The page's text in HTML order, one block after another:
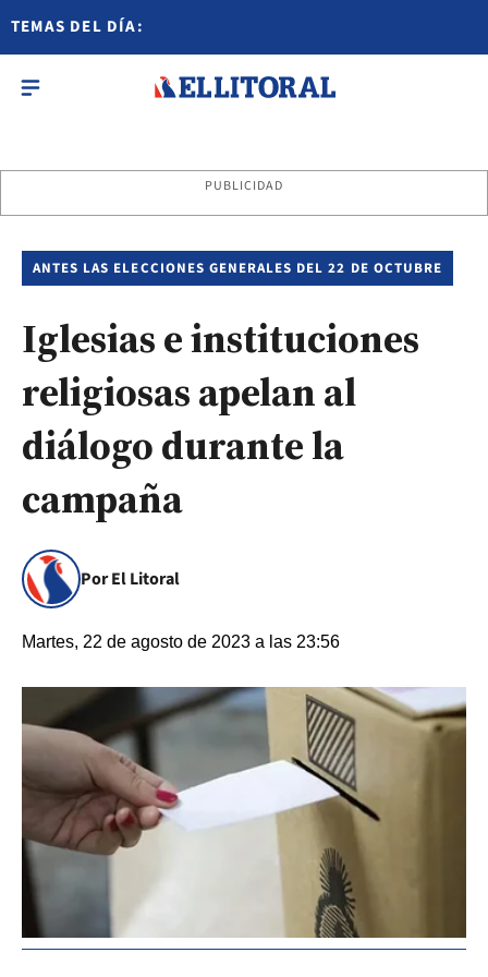
TEMAS DEL DÍA:
PUBLICIDAD
ANTES LAS ELECCIONES GENERALES DEL 22 DE OCTUBRE
Iglesias e instituciones
religiosas apelan al
diálogo durante la
campaña
Por El Litoral
Martes, 22 de agosto de 2023 a las 23:56